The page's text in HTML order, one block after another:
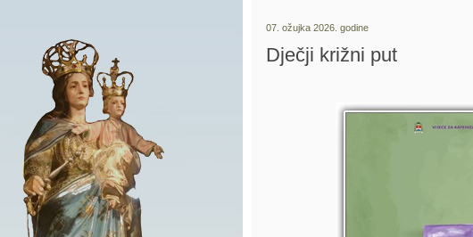
07. ožujka 2026. godine
Dječji križni put